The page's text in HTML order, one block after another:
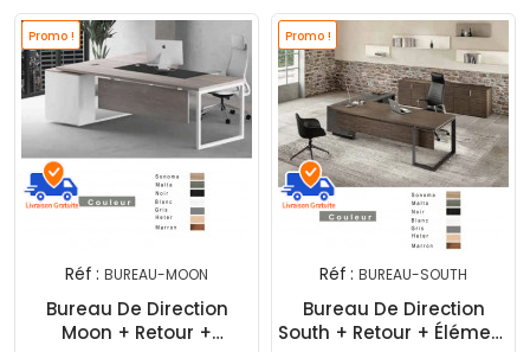
Promo !
Réf : BUREAU-MOON
Bureau De Direction
Moon + Retour +
Promo !
Réf : BUREAU-SOUTH
Bureau De Direction
South + Retour + Élément